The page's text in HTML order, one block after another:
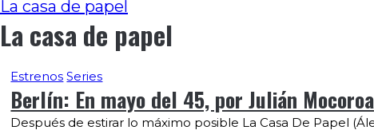
La casa de papel
La casa de papel
Estrenos Series
Berlín: En mayo del 45, por Julián Mocoroa
Después de estirar lo máximo posible La Casa De Papel